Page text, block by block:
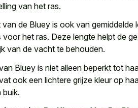
van het ras.
de Bluey is ook van gemiddelde
voor het ras. Deze lengte helpt de
van de vacht te behouden.
Bluey is niet alleen beperkt tot
ook een lichtere grijze kleur op
buik.